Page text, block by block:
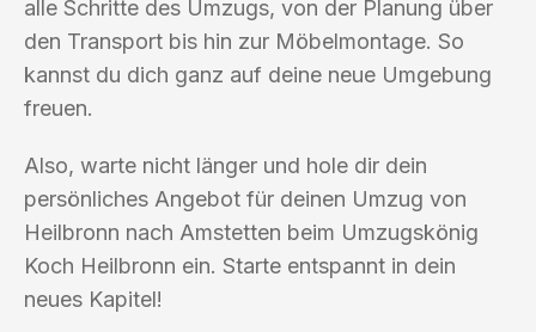
alle Schritte des Umzugs, von der Planung über
den Transport bis hin zur Möbelmontage. So
kannst du dich ganz auf deine neue Umgebung
freuen.
Also, warte nicht länger und hole dir dein
persönliches Angebot für deinen Umzug von
Heilbronn nach Amstetten beim Umzugskönig
Koch Heilbronn ein. Starte entspannt in dein
neues Kapitel!